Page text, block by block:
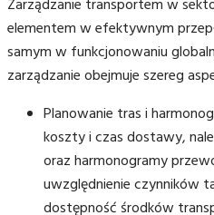
Zarządzanie transportem w
elementem w efektywnym
samym w funkcjonowaniu
zarządzanie obejmuje szereg
Planowanie tras i
koszty i czas dostawy,
oraz harmonogramy
uwzględnienie czynników
dostępność środków